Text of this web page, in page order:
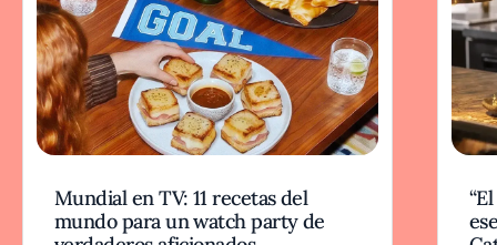
Mundial en TV: 11 recetas del
mundo para un watch party de